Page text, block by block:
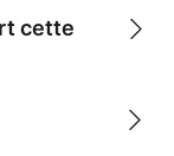
cette